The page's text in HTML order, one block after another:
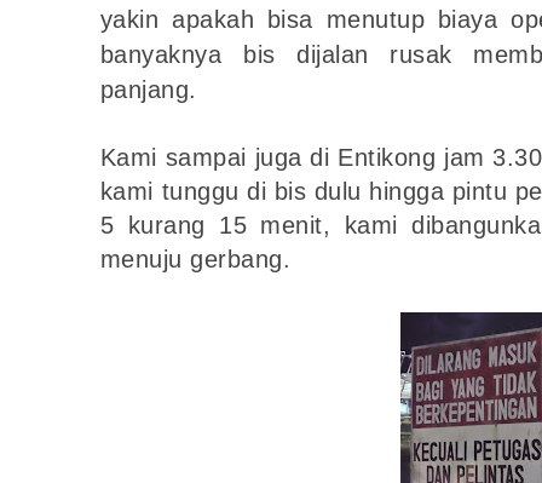
yakin apakah bisa menutup biaya
banyaknya bis dijalan rusak
panjang.
Kami sampai juga di Entikong jam
kami tunggu di bis dulu hingga pintu
5 kurang 15 menit, kami
menuju gerbang.